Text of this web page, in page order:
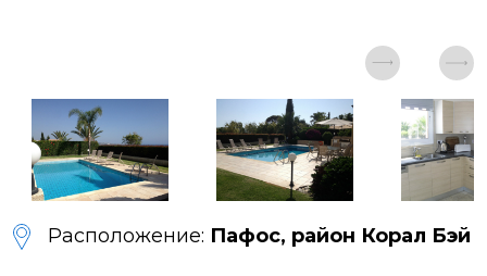
Расположение: Пафос, район Корал Бэй